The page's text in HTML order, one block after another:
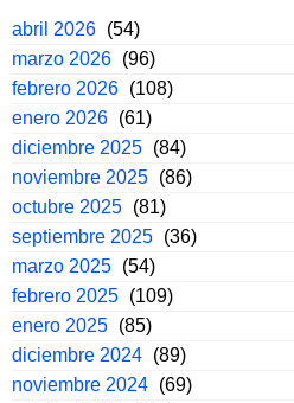
abril 2026 (54)
marzo 2026 (96)
febrero 2026 (108)
enero 2026 (61)
diciembre 2025 (84)
noviembre 2025 (86)
octubre 2025 (81)
septiembre 2025 (36)
marzo 2025 (54)
febrero 2025 (109)
enero 2025 (85)
diciembre 2024 (89)
noviembre 2024 (69)